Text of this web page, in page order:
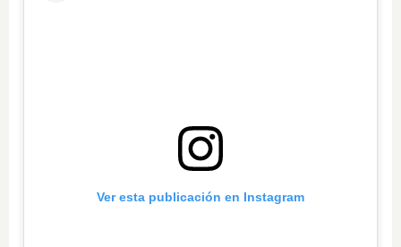
Ver esta publicación en Instagram